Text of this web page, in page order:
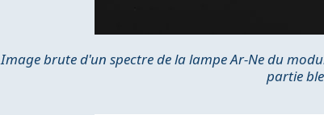
Image brute d'un spectre de la lampe Ar-Ne du
partie